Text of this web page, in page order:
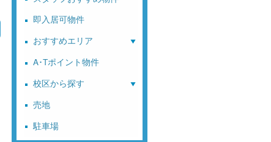
即入居可物件
おすすめエリア
A･Tポイント物件
校区から探す
売地
駐車場